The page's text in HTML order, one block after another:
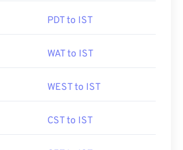
PDT to IST
WAT to IST
WEST to IST
CST to IST